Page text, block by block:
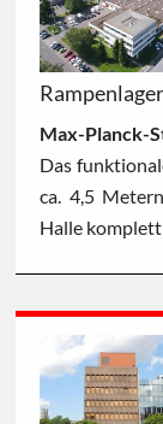
Max-Planck-
Das
ca. 4,5
Halle